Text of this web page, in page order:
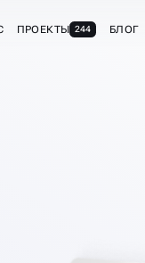
ПРОЕКТЫ 244 БЛОГ